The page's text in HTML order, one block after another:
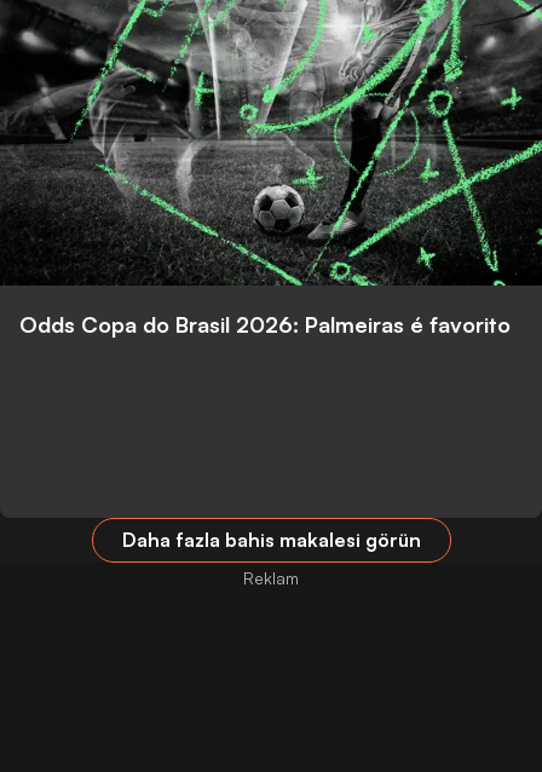
Odds Copa do Brasil 2026: Palmeiras é favorito
Daha fazla bahis makalesi görün